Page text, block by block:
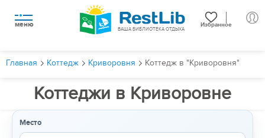
меню Избранное
ВАША БИБЛИОТЕКА ОТДЫХА
Главная Коттедж Криворовня Коттедж в "Криворовня"
Коттеджи в Криворовне
Место